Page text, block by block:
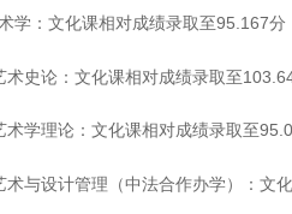
学：文化课相对成绩录取至95.167
术史论：文化课相对成绩录取至
术学理论：文化课相对成绩录取至
术与设计管理（中法合作办学）：文